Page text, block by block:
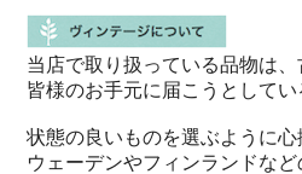
当店で取り扱っている品物は、
皆様のお手元に届こうとしてい
状態の良いものを選ぶように
ウェーデンやフィンランドな